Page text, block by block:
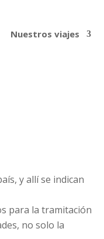
Nuestros viajes
y allí se indican
para la tramitación
no solo la